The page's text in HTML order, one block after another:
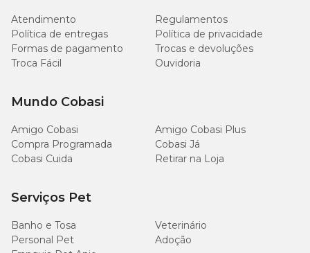
Fósforo
300
0,03 %
Taurina
Energia Metabolizável
kcal/kg
Energia Metabolizável
Atendimento
Regulamentos
Política de entregas
Política de privacidade
Formas de pagamento
Trocas e devoluções
Troca Fácil
Ouvidoria
Mundo Cobasi
Amigo Cobasi
Amigo Cobasi Plus
Compra Programada
Cobasi Já
Cobasi Cuida
Retirar na Loja
Serviços Pet
Banho e Tosa
Veterinário
Personal Pet
Adoção